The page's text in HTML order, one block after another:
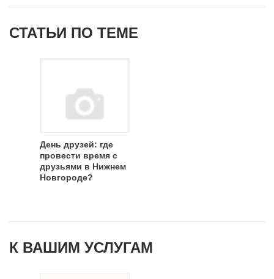
СТАТЬИ ПО ТЕМЕ
День друзей: где
провести время с
друзьями в Нижнем
Новгороде?
К ВАШИМ УСЛУГАМ